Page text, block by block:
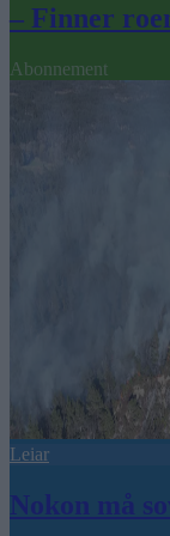
– Finner
Abonnement
Leiar
Nokon må